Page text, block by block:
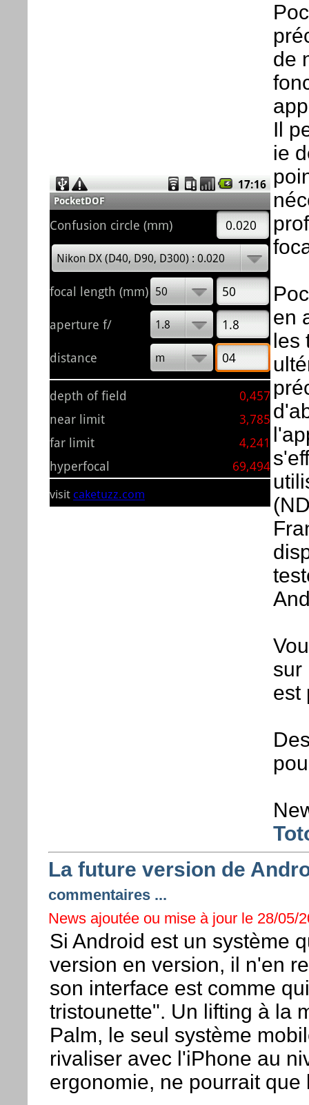
de
Il
ie
en
sur
est
La future version de
commentaires ...
News ajoutée ou mise à jour le 28/05/
Si Android est un système
version en version, il n'en
son interface est comme
tristounette". Un lifting à la
Palm, le seul système
rivaliser avec l'iPhone au
ergonomie, ne pourrait que